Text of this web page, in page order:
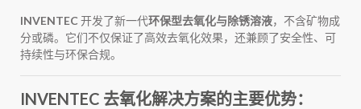
INVENTEC 开发了新一代环保型去氧化与除锈溶液，不含矿物成
分或磷。它们不仅保证了高效去氧化效果，还兼顾了安全性、可
持续性与环保合规。
INVENTEC 去氧化解决方案的主要优势：